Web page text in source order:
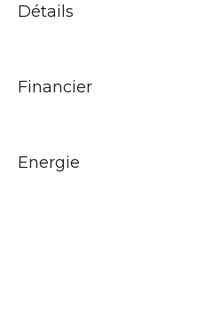
Détails
Financier
Energie